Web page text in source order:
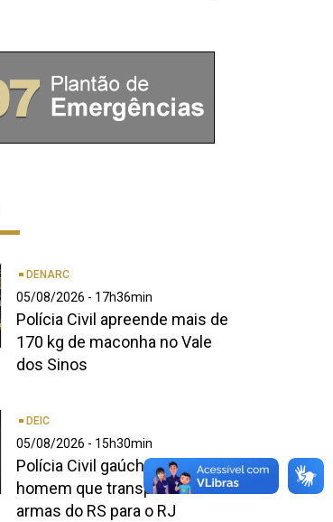
DENARC
05/08/2026 - 17h36min
Polícia Civil apreende mais de
170 kg de maconha no Vale
dos Sinos
DEIC
05/08/2026 - 15h30min
Polícia Civil gaúcha prende
homem que transportava
armas do RS para o RJ